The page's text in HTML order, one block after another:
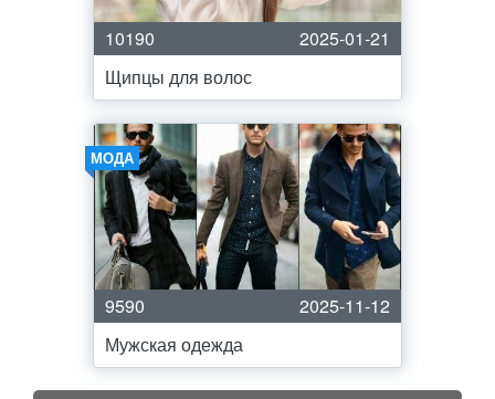
10190
2025-01-21
Щипцы для волос
МОДА
9590
2025-11-12
Мужская одежда